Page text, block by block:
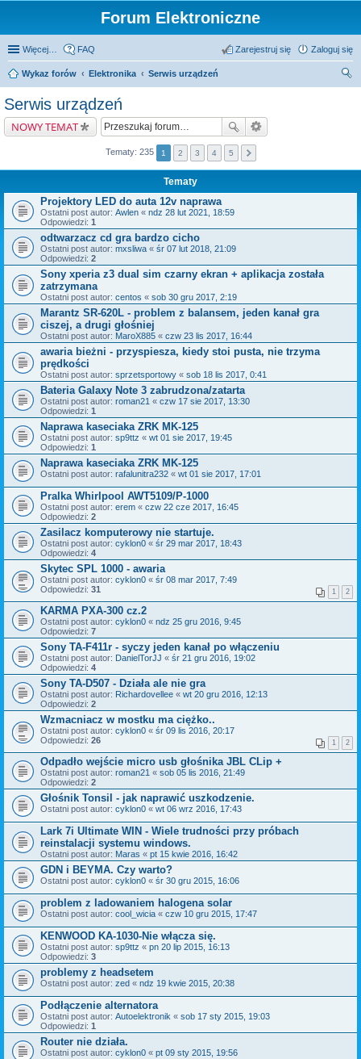
Forum Elektroniczne
Więcej… FAQ Zaloguj się
Zarejestruj się
Wykaz forów Elektronika
Serwis urządzeń
Serwis urządzeń
NOWY TEMAT
Tematy: 235 1 2 3 4 5
Tematy
Projektory LED do auta 12v naprawa
Ostatni post autor: Awlen « ndz 28 lut 2021, 18:59
Odpowiedzi: 1
odtwarzacz cd gra bardzo cicho
Ostatni post autor: mxsliwa « śr 07 lut 2018, 21:09
Odpowiedzi: 2
Sony xperia z3 dual sim czarny ekran + aplikacja została
zatrzymana
Ostatni post autor: centos « sob 30 gru 2017, 2:19
Marantz SR-620L - problem z balansem, jeden kanał gra
ciszej, a drugi głośniej
Ostatni post autor: MaroX885 « czw 23 lis 2017, 16:44
awaria bieżni - przyspiesza, kiedy stoi pusta, nie trzyma
prędkości
Ostatni post autor: sprzetsportowy « sob 18 lis 2017, 0:41
Bateria Galaxy Note 3 zabrudzona/zatarta
Ostatni post autor: roman21 « czw 17 sie 2017, 13:30
Odpowiedzi: 1
Naprawa kaseciaka ZRK MK-125
Ostatni post autor: sp9ttz « wt 01 sie 2017, 19:45
Odpowiedzi: 1
Naprawa kaseciaka ZRK MK-125
Ostatni post autor: rafalunitra232 « wt 01 sie 2017, 17:01
Pralka Whirlpool AWT5109/P-1000
Ostatni post autor: erem « czw 22 cze 2017, 16:45
Odpowiedzi: 2
Zasilacz komputerowy nie startuje.
Ostatni post autor: cyklon0 « śr 29 mar 2017, 18:43
Odpowiedzi: 4
Skytec SPL 1000 - awaria
Ostatni post autor: cyklon0 « śr 08 mar 2017, 7:49
Odpowiedzi: 31 1 2
KARMA PXA-300 cz.2
Ostatni post autor: cyklon0 « ndz 25 gru 2016, 9:45
Odpowiedzi: 7
Sony TA-F411r - syczy jeden kanał po włączeniu
Ostatni post autor: DanielTorJJ « śr 21 gru 2016, 19:02
Odpowiedzi: 4
Sony TA-D507 - Działa ale nie gra
Ostatni post autor: Richardovellee « wt 20 gru 2016, 12:13
Odpowiedzi: 2
Wzmacniacz w mostku ma ciężko..
Ostatni post autor: cyklon0 « śr 09 lis 2016, 20:17
Odpowiedzi: 26 1 2
Odpadło wejście micro usb głośnika JBL CLip +
Ostatni post autor: roman21 « sob 05 lis 2016, 21:49
Odpowiedzi: 2
Głośnik Tonsil - jak naprawić uszkodzenie.
Ostatni post autor: cyklon0 « wt 06 wrz 2016, 17:43
Lark 7i Ultimate WIN - Wiele trudności przy próbach
reinstalacji systemu windows.
Ostatni post autor: Maras « pt 15 kwie 2016, 16:42
GDN i BEYMA. Czy warto?
Ostatni post autor: cyklon0 « śr 30 gru 2015, 16:06
problem z ladowaniem halogena solar
Ostatni post autor: cool_wicia « czw 10 gru 2015, 17:47
KENWOOD KA-1030-Nie włącza się.
Ostatni post autor: sp9ttz « pn 20 lip 2015, 16:13
Odpowiedzi: 3
problemy z headsetem
Ostatni post autor: zed « ndz 19 kwie 2015, 20:38
Podłączenie alternatora
Ostatni post autor: Autoelektronik « sob 17 sty 2015, 19:03
Odpowiedzi: 1
Router nie działa.
Ostatni post autor: cyklon0 « pt 09 sty 2015, 19:56